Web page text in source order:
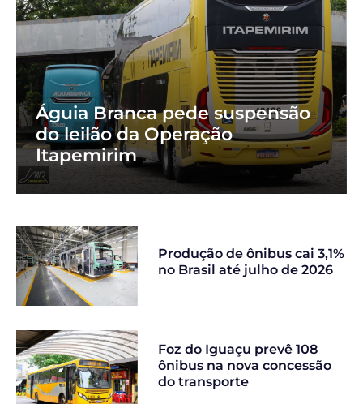
Águia Branca pede suspensão
do leilão da Operação
Itapemirim
Produção de ônibus cai 3,1%
no Brasil até julho de 2026
Foz do Iguaçu prevê 108
ônibus na nova concessão
do transporte